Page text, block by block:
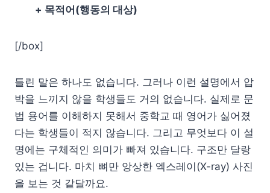
+ 목적어(행동의 대상)
[/box]
틀린 말은 하나도 없습니다. 그러나 이런 설명에서 압
박을 느끼지 않을 학생들도 거의 없습니다. 실제로 문
법 용어를 이해하지 못해서 중학교 때 영어가 싫어졌
다는 학생들이 적지 않습니다. 그리고 무엇보다 이 설
명에는 구체적인 의미가 빠져 있습니다. 구조만 달랑
있는 겁니다. 마치 뼈만 앙상한 엑스레이(X-ray) 사진
을 보는 것 같달까요.